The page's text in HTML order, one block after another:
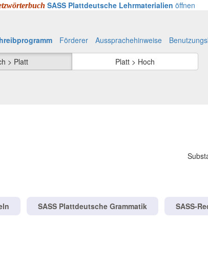
SASS Plattdeutsche Lehrmaterialien öffnen
Förderer Aussprachehinweise
> Platt
Platt > Hoch
SASS Plattdeutsche Grammatik SASS-